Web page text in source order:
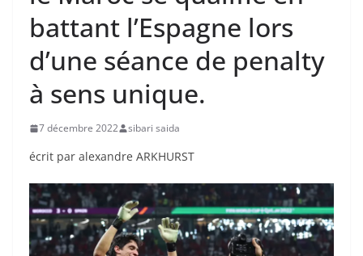
battant l’Espagne lors
d’une séance de penalty
à sens unique.
7 décembre 2022 sibari saida
écrit par alexandre ARKHURST